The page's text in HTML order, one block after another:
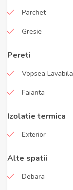
Parchet
Gresie
Pereti
Vopsea Lavabila
Faianta
Izolatie termica
Exterior
Alte spatii
Debara